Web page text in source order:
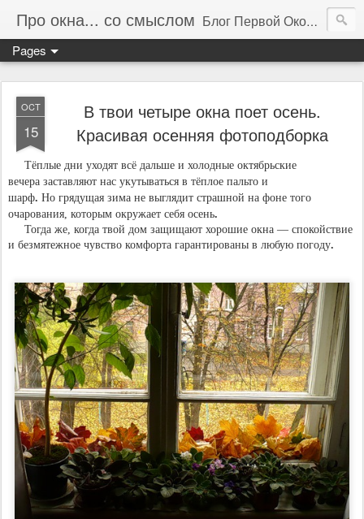
Про окна... со смыслом Блог Первой Оконной Компании. Про окна и оконные технологии.
Pages
OCT
15
В твои четыре окна поет осень.
Красивая осенняя фотоподборка
Тёплые дни уходят всё дальше и холодные октябрьские
вечера заставляют нас укутываться в тёплое пальто и
шарф. Но грядущая зима не выглядит страшной на фоне того
очарования, которым окружает себя осень.
Тогда же, когда твой дом защищают хорошие окна — спокойствие
и безмятежное чувство комфорта гарантированы в любую погоду.